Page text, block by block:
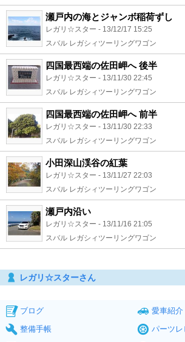
瀬戸内の海とジャンボ稲荷ずし
レガリ☆スター - 13/12/17 15:25
スバル レガシィツーリングワゴン
四国最西端の佐田岬へ 後半
レガリ☆スター - 13/11/30 22:45
スバル レガシィツーリングワゴン
四国最西端の佐田岬へ 前半
レガリ☆スター - 13/11/30 22:33
スバル レガシィツーリングワゴン
小田深山渓谷の紅葉
レガリ☆スター - 13/11/27 22:03
スバル レガシィツーリングワゴン
瀬戸内沿い
レガリ☆スター - 13/11/16 21:05
スバル レガシィツーリングワゴン
レガリ☆スターさん
ブログ
愛車紹介
整備手帳
パーツレ